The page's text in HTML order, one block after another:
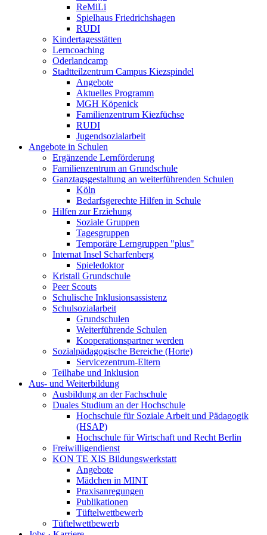
ReMiLi
Spielhaus Friedrichshagen
RUDI
Kindertagesstätten
Lerncoaching
Oderlandcamp
Stadtteilzentrum Campus Kiezspindel
Angebote
Aktuelles Programm
MGH Köpenick
Familienzentrum Kiezfüchse
RUDI
Jugendsozialarbeit
Angebote in Schulen
Ergänzende Lernförderung
Familienzentrum an Grundschule
Ganztagsgestaltung an weiterführenden Schulen
Köln
Bedarfsgerechte Hilfen in Schule
Hilfen zur Erziehung
Soziale Gruppen
Tagesgruppen
Temporäre Lerngruppen "plus"
Internat Insel Scharfenberg
Spieledoktor
Kristall Grundschule
Peer Scouts
Schulische Inklusionsassistenz
Schulsozialarbeit
Grundschulen
Weiterführende Schulen
Kooperationspartner werden
Sozialpädagogische Bereiche (Horte)
Servicezentrum-Eltern
Teilhabe und Inklusion
Aus- und Weiterbildung
Ausbildung an der Fachschule
Duales Studium an der Hochschule
Hochschule für Soziale Arbeit und Pädagogik
(HSAP)
Hochschule für Wirtschaft und Recht Berlin
Freiwilligendienst
KON TE XIS Bildungswerkstatt
Angebote
Mädchen in MINT
Praxisanregungen
Publikationen
Tüftelwettbewerb
Tüftelwettbewerb